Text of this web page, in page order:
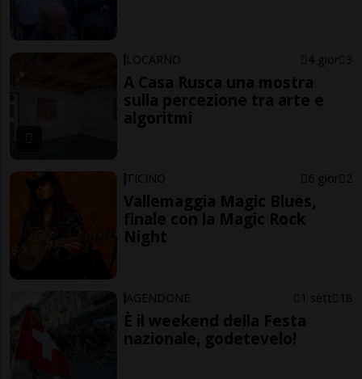
LOCARNO 4 gior 3
A Casa Rusca una mostra
sulla percezione tra arte e
algoritmi
TICINO 6 gior 2
Vallemaggia Magic Blues,
finale con la Magic Rock
Night
AGENDONE 1 sett 18
È il weekend della Festa
nazionale, godetevelo!